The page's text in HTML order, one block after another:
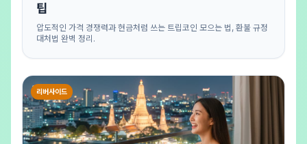
팁
압도적인 가격 경쟁력과 현금처럼 쓰는 트립코인 모으는 법, 환불 규정
대처법 완벽 정리.
리버사이드